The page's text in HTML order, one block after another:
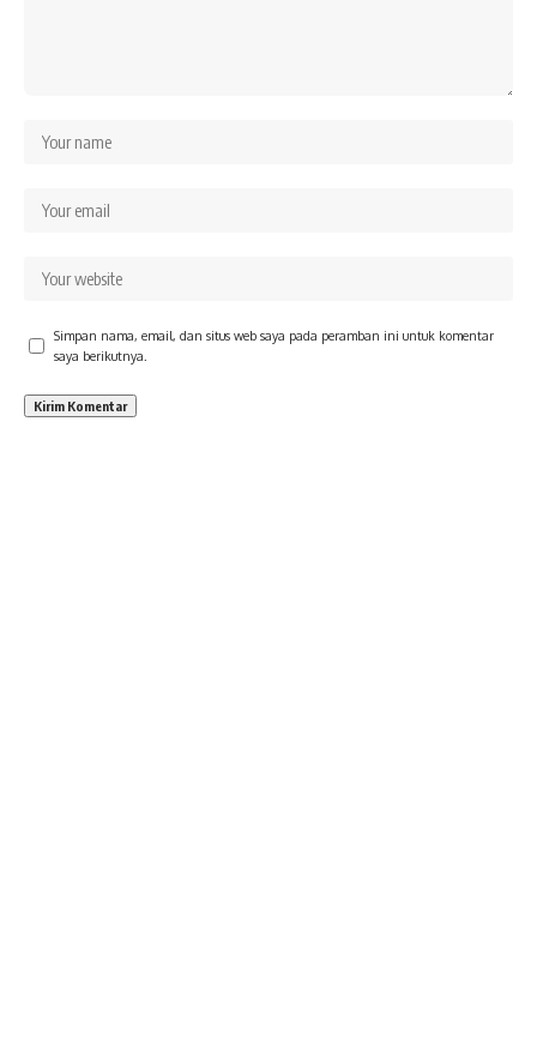
Simpan nama, email, dan situs web saya pada peramban ini untuk komentar
saya berikutnya.